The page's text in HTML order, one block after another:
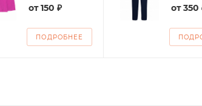
от150 ₽
ПОДРОБНЕЕ
от350